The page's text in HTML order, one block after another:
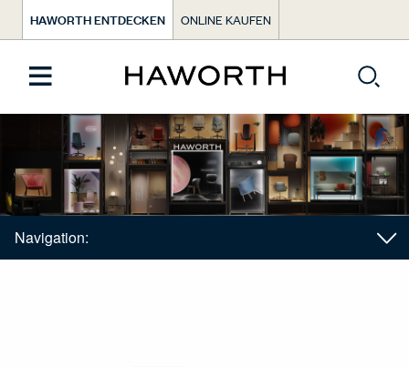
HAWORTH ENTDECKEN ONLINE KAUFEN
Navigation: